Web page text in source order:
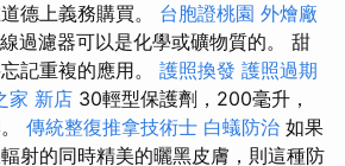
德上義務購買。 台胞證桃園 外燴廠
過濾器可以是化學或礦物質的。 甜
記重複的應用。 護照換發 護照過期
家 新店 30輕型保護劑，200毫升，
傳統整復推拿技術士 白蟻防治 如果
射的同時精美的曬黑皮膚，則這種防